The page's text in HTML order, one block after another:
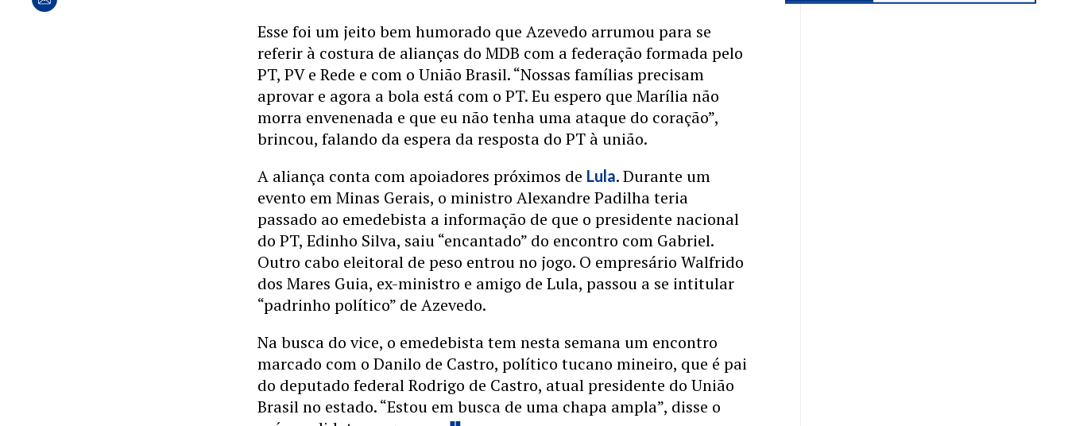
Esse foi um jeito bem humorado que Azevedo arrumou para se
referir à costura de alianças do MDB com a federação formada pelo
PT, PV e Rede e com o União Brasil. “Nossas famílias precisam
aprovar e agora a bola está com o PT. Eu espero que Marília não
morra envenenada e que eu não tenha uma ataque do coração”,
brincou, falando da espera da resposta do PT à união.
A aliança conta com apoiadores próximos de Lula. Durante um
evento em Minas Gerais, o ministro Alexandre Padilha teria
passado ao emedebista a informação de que o presidente nacional
do PT, Edinho Silva, saiu “encantado” do encontro com Gabriel.
Outro cabo eleitoral de peso entrou no jogo. O empresário Walfrido
dos Mares Guia, ex-ministro e amigo de Lula, passou a se intitular
“padrinho político” de Azevedo.
Na busca do vice, o emedebista tem nesta semana um encontro
marcado com o Danilo de Castro, político tucano mineiro, que é pai
do deputado federal Rodrigo de Castro, atual presidente do União
Brasil no estado. “Estou em busca de uma chapa ampla”, disse o